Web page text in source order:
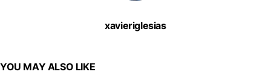
xavieriglesias
YOU MAY ALSO LIKE